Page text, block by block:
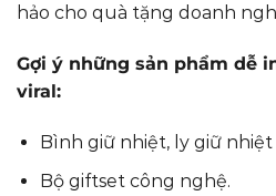
hảo cho quà tặng doanh
Gợi ý những sản phẩm dễ
viral:
Bình giữ nhiệt, ly giữ nhiệt
Bộ giftset công nghệ.